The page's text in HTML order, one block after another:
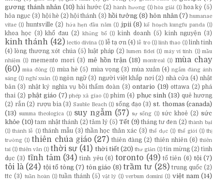
gương thánh nhân (10) hài hước (2) hành hương (1) hòa giải (1) hoa kỳ (5)
hỏa ngục (3) hội hè (2) hội thánh (3) hồi tưởng (8) hôn nhân (7) humanae
vitae (1) huntsville (2) hứa hẹn đầu năm (1) jpii (8) kế hoạch kungfu panda (1)
khoa học (3) khổ đau (2) khủng bố (1) kinh doanh (5) kinh nguyện (3)
kinh thánh (42) lectio divina (1) lễ tạ ơn (4) lễ tro (1) linh thao (1) linh tinh
(4) lòng thương xót chúa (5) luật pháp (2) lumen fidei (1) máy vi tính (1) mầu
nhiệm
(1) memento mori (3) mê hồn trận (18) montreal (1) mùa chay
(60) mùa đông (1) mùa hè (5) mùa vọng (3) mùa xuân (4) ngắm đàng ánh
sáng (1) nghỉ xuân (1) ngôn ngữ (3) người việt khắp nơi (2) nhà cửa (4) nhật
bản (3) nhật ký nghĩa vụ bồi thẩm đoàn (3) ontario (19) ottawa (2) phá
thai (2) phật giáo (7) phép xã giao (1) phim (4) phục sinh (13) quê hương
(2) rắn (2) rượu bia (3) Sauble Beach (1) sống đạo (3) st. thomas (canada)
(13)
summa theologica (1) suy ngẫm (57) sự sống (1) sức khoẻ (2) sức
khỏe (10) tam nhật thánh (2) tâm lý (5) Tết (9) tháng tư đen (2) thành bại
(1) thánh lễ (1) thánh mẫu (3) thần học thân xác (3) thể dục (1) thế giới (1) thị
trường (1) thiên chúa giáo (27) thiên đàng (2) thiên nhiên (6) thiên
tai (1) thiên văn (1) thời sự (41) thời tiết (20) thư giản (1) tin mừng (2) tình
dục (3) tĩnh tâm (34) tình yêu (6) toronto (49) tổ tiên (6) tội (7)
tôi là (24) tội tổ tông (7) tôn giáo (8) trầm tư (28) trung quốc (2)
ttc (3) tuần hoàn (1) tuần thánh (5) vật lý (1) verbum domini (1) việt nam (14)